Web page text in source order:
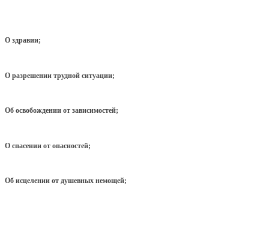
О здравии;
О разрешении трудной ситуации;
Об освобождении от зависимостей;
О спасении от опасностей;
Об исцелении от душевных немощей;